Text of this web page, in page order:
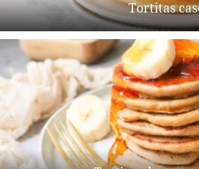
Tortitas